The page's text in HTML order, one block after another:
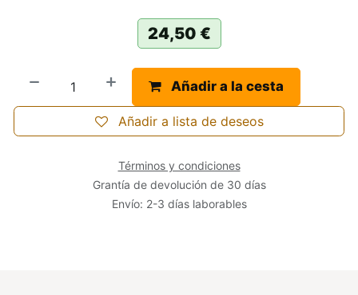
24,50 €
Añadir a la cesta
Añadir a lista de deseos
Términos y condiciones
Grantía de devolución de 30 días
Envío: 2-3 días laborables